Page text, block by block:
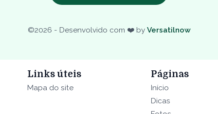
©2026 - Desenvolvido com ❤️ by Versatilnow
Links úteis
Mapa do site
Páginas
Início
Dicas